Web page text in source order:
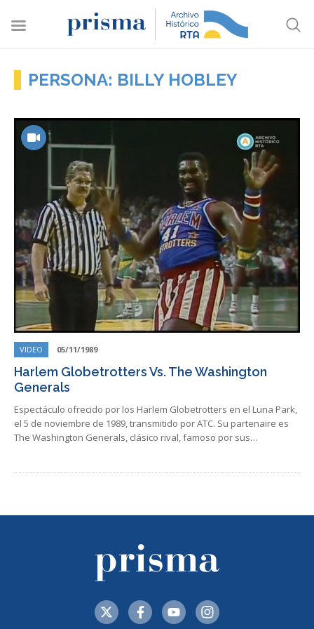
PERSONA: BILLY HOBLEY
VIDEO 05/11/1989
Harlem Globetrotters Vs. The Washington
Generals
Espectáculo ofrecido por los Harlem Globetrotters en el Luna Park,
el 5 de noviembre de 1989, transmitido por ATC. Su partenaire es
The Washington Generals, clásico rival, famoso por sus…